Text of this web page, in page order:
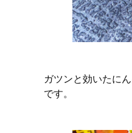
ガツンと効いたに
です。